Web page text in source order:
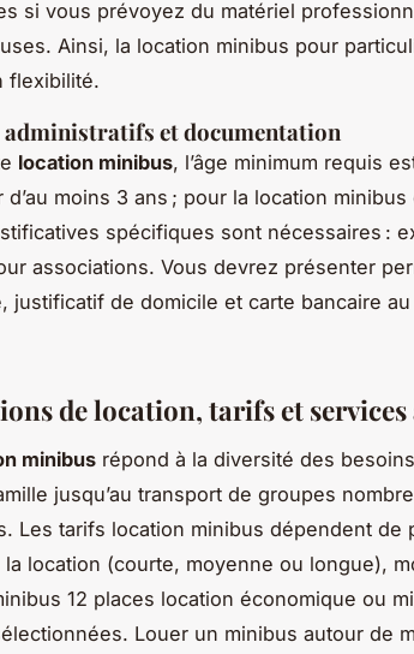
si vous prévoyez du matériel
Ainsi, la location minibus pour
flexibilité.
et documentation
location minibus, l’âge minimum requis
d’au moins 3 ans ; pour la location
spécifiques sont nécessaires :
associations. Vous devrez présenter
justificatif de domicile et carte bancaire
de location, tarifs et services
minibus répond à la diversité des
jusqu’au transport de groupes
Les tarifs location minibus dépendent de
location (courte, moyenne ou longue),
12 places location économique ou
Louer un minibus autour de